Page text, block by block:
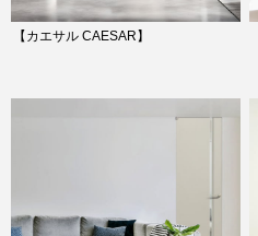
【カエサル CAESAR】